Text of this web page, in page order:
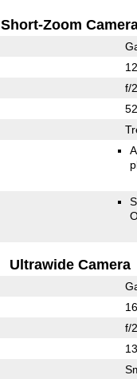
Short-Zoom
f/
Ultrawide Camera
f/